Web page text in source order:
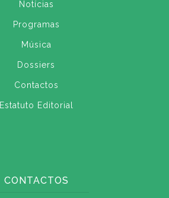
Notícias
Programas
Música
Dossiers
Contactos
Estatuto Editorial
CONTACTOS